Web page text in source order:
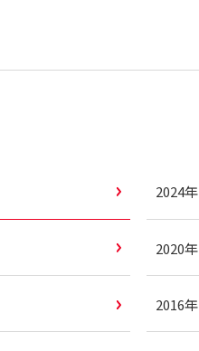
2024年
2020年
2016年